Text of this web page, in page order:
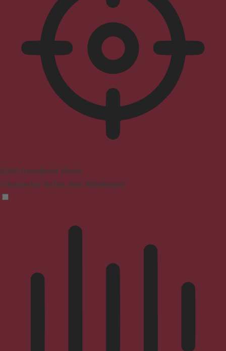
ADHD-freundlicher Modus
Fokussiertes Surfen, ohne Ablenkungen